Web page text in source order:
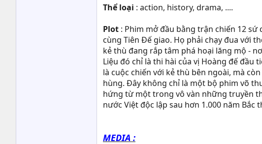
Thể loại : action, history, drama, ....
Plot : Phim mở đầu bằng trận chiến 12
cùng Tiên Đế giao. Họ phải chạy đua với
kẻ thù đang rắp tâm phá hoại lăng mộ -
Liệu đó chỉ là thi hài của vị Hoàng đế đầu
là cuộc chiến với kẻ thù bên ngoài, mà
hùng. Đây không chỉ là một bộ phim võ
hứng từ một trong vô vàn những truyền
nước Việt độc lập sau hơn 1.000 năm Bắc
MEDIA :